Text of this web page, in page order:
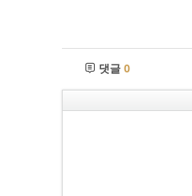
댓글 0